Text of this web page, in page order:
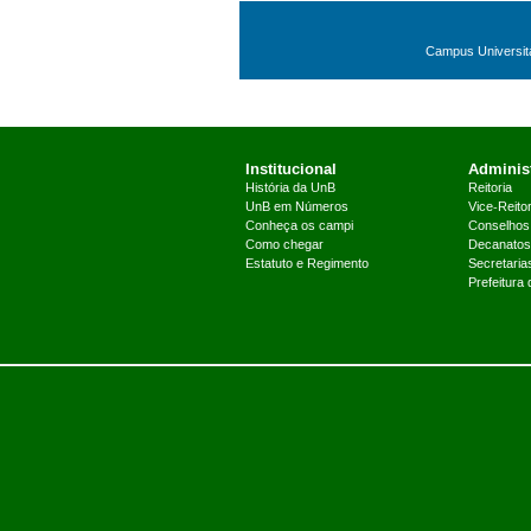
Campus
Institucional
História da UnB
UnB em Números
Conheça os campi
Como chegar
Estatuto e Regimento
Reitoria
Vice-
Decanatos
Prefeitura